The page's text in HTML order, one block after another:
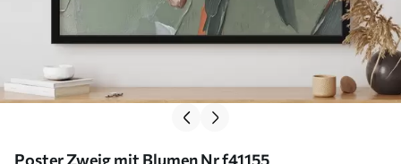
Poster Zweig mit Blumen Nr f41155